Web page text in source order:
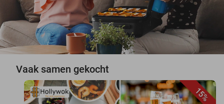
Vaak samen gekocht
15%